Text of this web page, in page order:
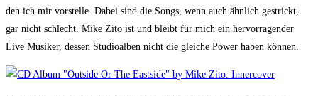
den ich mir vorstelle. Dabei sind die Songs, wenn auch ähnlich gestrickt,
gar nicht schlecht. Mike Zito ist und bleibt für mich ein hervorragender
Live Musiker, dessen Studioalben nicht die gleiche Power haben können.